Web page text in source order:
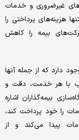
غیرضروری و خدمات
هزینه‌های پرداختی را
بیمه را کاهش
دارد که از جمله آنها
با هر خدمت، دقت و
بیمه‌گذاران اشاره
را خود پرداخت کند،
پیدا می‌کند و از